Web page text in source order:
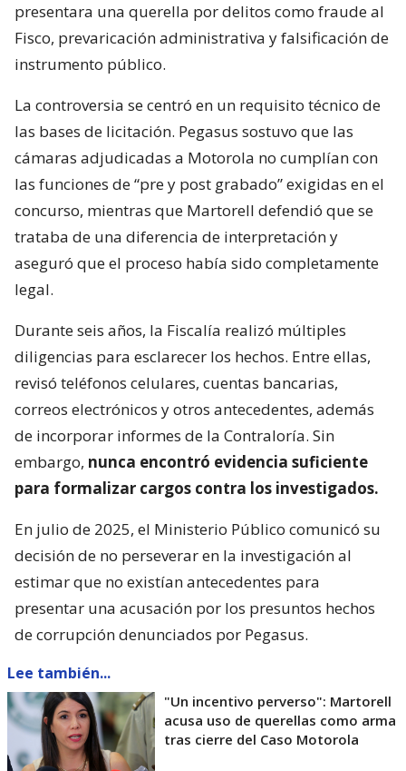
presentara una querella por delitos como fraude al
Fisco, prevaricación administrativa y falsificación de
instrumento público.
La controversia se centró en un requisito técnico de
las bases de licitación. Pegasus sostuvo que las
cámaras adjudicadas a Motorola no cumplían con
las funciones de “pre y post grabado” exigidas en el
concurso, mientras que Martorell defendió que se
trataba de una diferencia de interpretación y
aseguró que el proceso había sido completamente
legal.
Durante seis años, la Fiscalía realizó múltiples
diligencias para esclarecer los hechos. Entre ellas,
revisó teléfonos celulares, cuentas bancarias,
correos electrónicos y otros antecedentes, además
de incorporar informes de la Contraloría. Sin
embargo, nunca encontró evidencia suficiente
para formalizar cargos contra los investigados.
En julio de 2025, el Ministerio Público comunicó su
decisión de no perseverar en la investigación al
estimar que no existían antecedentes para
presentar una acusación por los presuntos hechos
de corrupción denunciados por Pegasus.
Lee también...
"Un incentivo perverso": Martorell
acusa uso de querellas como arma
tras cierre del Caso Motorola